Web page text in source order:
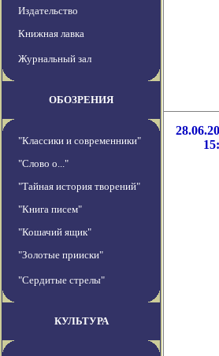
Издательство
Книжная лавка
Журнальный зал
ОБОЗРЕНИЯ
"Классики и современники"
"Слово о..."
"Тайная история творений"
"Книга писем"
"Кошачий ящик"
"Золотые прииски"
"Сердитые стрелы"
КУЛЬТУРА